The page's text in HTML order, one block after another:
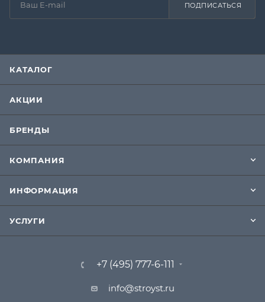
ПОДПИСАТЬСЯ
КАТАЛОГ
АКЦИИ
БРЕНДЫ
КОМПАНИЯ
ИНФОРМАЦИЯ
УСЛУГИ
+7 (495) 777-6-111
info@stroyst.ru